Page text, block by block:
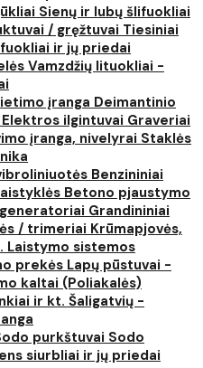
Sienų ir lubų šlifuokliai
/ gręžtuvai Tiesiniai
ir jų priedai
Vamzdžių lituokliai -
įranga Deimantinio
Elektros ilgintuvai Graveriai
įranga, nivelyrai Staklės
Benzininiai
Betono pjaustymo
Grandininiai
/ trimeriai Krūmapjovės,
Laistymo sistemos
prekės Lapų pūstuvai -
kaltai (Poliakalės)
ir kt. Šaligatvių -
purkštuvai Sodo
siurbliai ir jų priedai